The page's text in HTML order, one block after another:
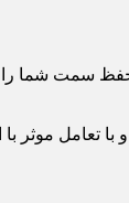
سمت شما
تعامل موثر